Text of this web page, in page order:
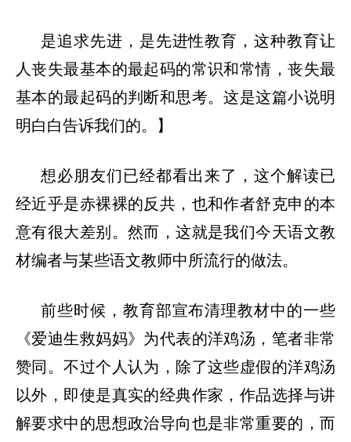
是追求先进，是先进性教育，这种教育让
人丧失最基本的最起码的常识和常情，丧失最
基本的最起码的判断和思考。这是这篇小说明
明白白告诉我们的。】
想必朋友们已经都看出来了，这个解读已
经近乎是赤裸裸的反共，也和作者舒克申的本
意有很大差别。然而，这就是我们今天语文教
材编者与某些语文教师中所流行的做法。
前些时候，教育部宣布清理教材中的一些
《爱迪生救妈妈》为代表的洋鸡汤，笔者非常
赞同。不过个人认为，除了这些虚假的洋鸡汤
以外，即使是真实的经典作家，作品选择与讲
解要求中的思想政治导向也是非常重要的，而